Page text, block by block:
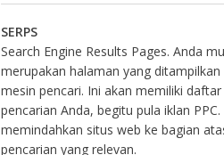
SERPS
Search Engine Results Pages. Anda
merupakan halaman yang
mesin pencari. Ini akan memiliki
pencarian Anda, begitu pula iklan
memindahkan situs web ke bagian
pencarian yang relevan.